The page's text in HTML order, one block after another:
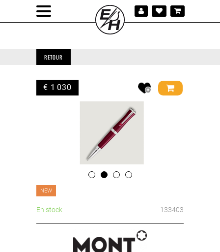
RETOUR
€ 1 030
NEW
En stock 133403